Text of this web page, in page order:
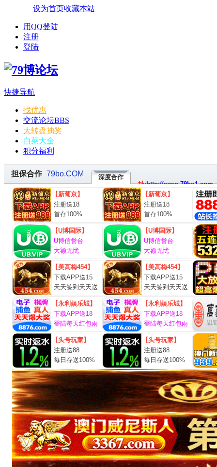
设为首页收藏本站
用QQ登陆
注册
登陆
快捷导航
找优惠
交流论坛BBS
大转盘抽奖
白菜大全
积分福利